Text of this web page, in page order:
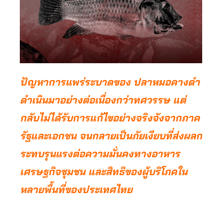
ปัญหาการแพร่ระบาดของ ปลาหมอคางดำ
ดำเนินมาอย่างต่อเนื่องกว่าทศวรรษ แต่
กลับไม่ได้รับการแก้ไขอย่างจริงจังจากภาค
รัฐและเอกชน จนกลายเป็นภัยเงียบที่ส่งผลก
ระทบรุนแรงต่อความมั่นคงทางอาหาร
เศรษฐกิจชุมชน และสิทธิของผู้บริโภคใน
หลายพื้นที่ของประเทศไทย